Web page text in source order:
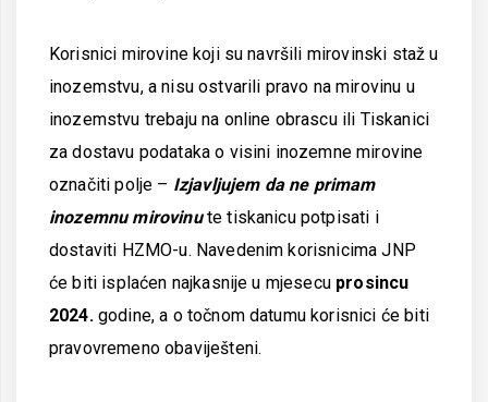
Korisnici mirovine koji su navršili mirovinski staž u
inozemstvu, a nisu ostvarili pravo na mirovinu u
inozemstvu trebaju na online obrascu ili Tiskanici
za dostavu podataka o visini inozemne mirovine
označiti polje – Izjavljujem da ne primam
inozemnu mirovinute tiskanicu potpisati i
dostaviti HZMO-u. Navedenim korisnicima JNP
će biti isplaćen najkasnije u mjesecu prosincu
2024.godine, a o točnom datumu korisnici će biti
pravovremeno obaviješteni.